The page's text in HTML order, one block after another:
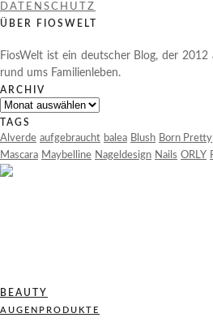
DATENSCHUTZ
ÜBER FIOSWELT
FiosWelt ist ein deutscher Blog, der
rund ums Familienleben.
ARCHIV
Archiv
TAGS
Alverde aufgebraucht balea Blush Born Pretty
Mascara Maybelline Nageldesign Nails ORLY
BEAUTY
AUGENPRODUKTE